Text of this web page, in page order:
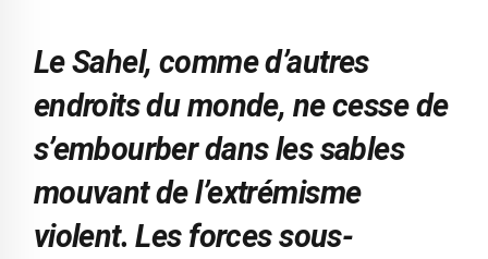
Le Sahel, comme d’autres
endroits du monde, ne cesse de
s’embourber dans les sables
mouvant de l’extrémisme
violent. Les forces sous-